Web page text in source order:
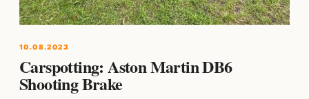
10.08.2023
Carspotting: Aston Martin DB6
Shooting Brake